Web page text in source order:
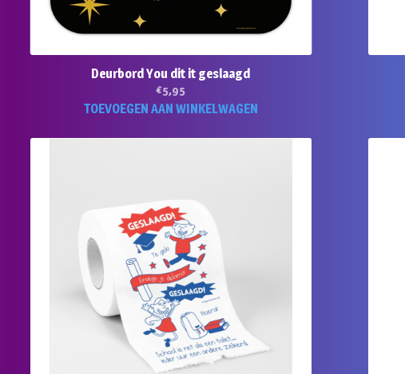
Deurbord You dit it geslaagd
€5,95
TOEVOEGEN AAN WINKELWAGEN